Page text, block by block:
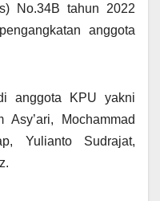
No.34B tahun 2022
anggota
anggota KPU yakni
Mochammad
Yulianto Sudrajat,